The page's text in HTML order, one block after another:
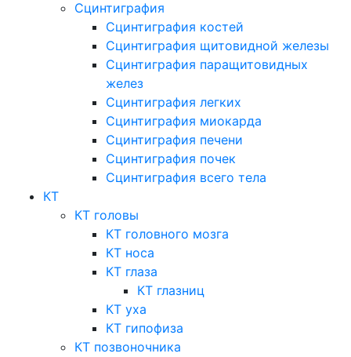
Сцинтиграфия
Сцинтиграфия костей
Сцинтиграфия щитовидной железы
Сцинтиграфия паращитовидных
желез
Сцинтиграфия легких
Сцинтиграфия миокарда
Сцинтиграфия печени
Сцинтиграфия почек
Сцинтиграфия всего тела
КТ
КТ головы
КТ головного мозга
КТ носа
КТ глаза
КТ глазниц
КТ уха
КТ гипофиза
КТ позвоночника